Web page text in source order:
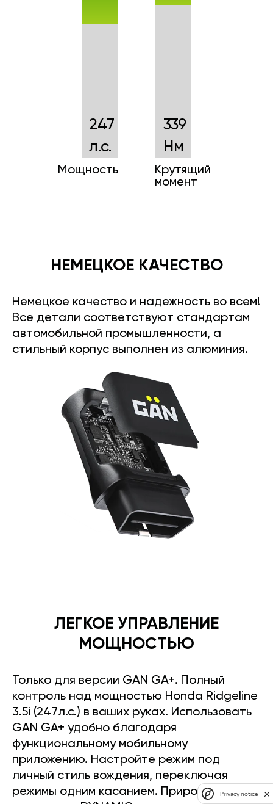
247
л.с.
Мощность
339
Нм
Крутящий
момент
НЕМЕЦКОЕ КАЧЕСТВО
Немецкое качество и надежность во всем!
Все детали соответствуют стандартам
автомобильной промышленности, а
стильный корпус выполнен из алюминия.
ЛЕГКОЕ УПРАВЛЕНИЕ
МОЩНОСТЬЮ
Только для версии GAN GA+. Полный
контроль над мощностью Honda Ridgeline
3.5i (247л.с.) в ваших руках. Использовать
GAN GA+ удобно благодаря
функциональному мобильному
приложению. Настройте режим под
личный стиль вождения, переключая
режимы одним касанием. Прирост
Privacy notice